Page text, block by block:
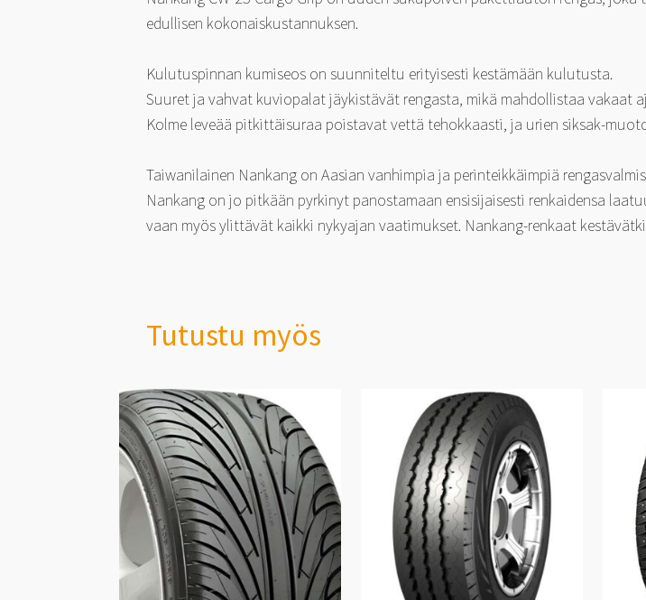
edullisen kokonaiskustannuksen.
Kulutuspinnan kumiseos on suunniteltu erityisesti kestämään kulutusta.
Suuret ja vahvat kuviopalat jäykistävät rengasta, mikä mahdollistaa vakaat
Kolme leveää pitkittäisuraa poistavat vettä tehokkaasti, ja urien siksak-
Taiwanilainen Nankang on Aasian vanhimpia ja perinteikkäimpiä
Nankang on jo pitkään pyrkinyt panostamaan ensisijaisesti renkaidensa
vaan myös ylittävät kaikki nykyajan vaatimukset. Nankang-renkaat
Tutustu myös